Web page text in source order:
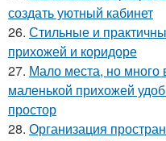
создать уютный кабинет
26. Стильные и
прихожей и коридоре
27. Мало места, но много
маленькой прихожей
простор
28. Организация